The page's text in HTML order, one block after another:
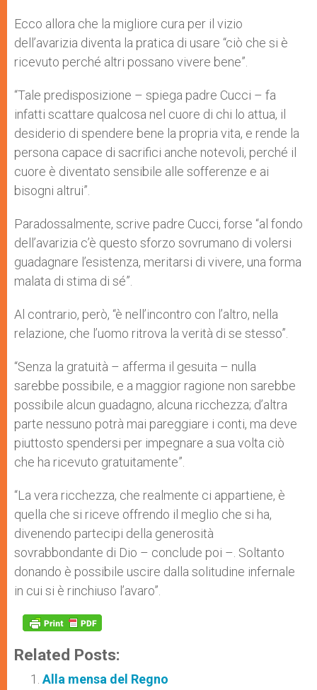
Ecco allora che la migliore cura per il vizio
dell’avarizia diventa la pratica di usare “ciò che si è
ricevuto perché altri possano vivere bene”.
“Tale predisposizione – spiega padre Cucci – fa
infatti scattare qualcosa nel cuore di chi lo attua, il
desiderio di spendere bene la propria vita, e rende la
persona capace di sacrifici anche notevoli, perché il
cuore è diventato sensibile alle sofferenze e ai
bisogni altrui”.
Paradossalmente, scrive padre Cucci, forse “al fondo
dell’avarizia c’è questo sforzo sovrumano di volersi
guadagnare l’esistenza, meritarsi di vivere, una forma
malata di stima di sé”.
Al contrario, però, “è nell’incontro con l’altro, nella
relazione, che l’uomo ritrova la verità di se stesso”.
“Senza la gratuità – afferma il gesuita – nulla
sarebbe possibile, e a maggior ragione non sarebbe
possibile alcun guadagno, alcuna ricchezza; d’altra
parte nessuno potrà mai pareggiare i conti, ma deve
piuttosto spendersi per impegnare a sua volta ciò
che ha ricevuto gratuitamente”.
“La vera ricchezza, che realmente ci appartiene, è
quella che si riceve offrendo il meglio che si ha,
divenendo partecipi della generosità
sovrabbondante di Dio – conclude poi –. Soltanto
donando è possibile uscire dalla solitudine infernale
in cui si è rinchiuso l’avaro”.
Related Posts:
Alla mensa del Regno